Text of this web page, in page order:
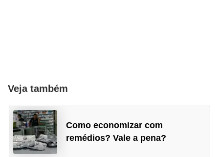
Veja também
Como economizar com
remédios? Vale a pena?